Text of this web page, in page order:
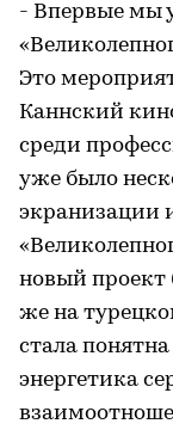
- Впервые мы
Это
Каннский
среди
уже было
экранизации
новый проект
же на
стала
энергетика